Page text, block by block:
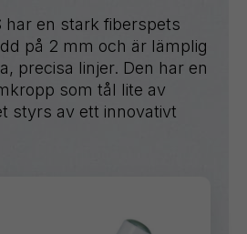
har en stark fiberspets
på 2 mm och är lämplig
precisa linjer. Den har en
som tål lite av
styrs av ett innovativt